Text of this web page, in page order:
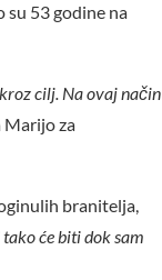
su 53 godine na
cilj. Na ovaj način
Marijo za
branitelja,
će biti dok sam